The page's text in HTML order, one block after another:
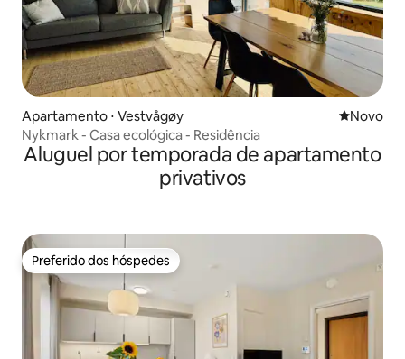
Apartamento ⋅ Vestvågøy Novo
Novo
Nykmark - Casa ecológica - Residência
Aluguel por temporada de apartamento
privativos
Preferido dos hóspedes
Preferido dos hóspedes